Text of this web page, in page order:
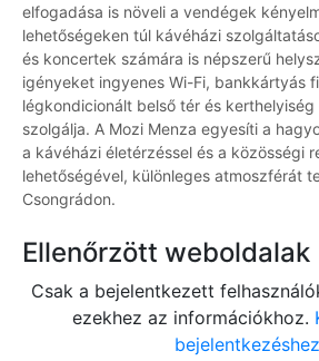
elfogadása is növeli a vendégek
lehetőségeken túl kávéházi
és koncertek számára is népszerű
igényeket ingyenes Wi-Fi, bankkártyás
légkondicionált belső tér és
szolgálja. A Mozi Menza egyesíti a
a kávéházi életérzéssel és a közösségi
lehetőségével, különleges atmoszférát
Csongrádon.
Ellenőrzött weboldalak
Csak a bejelentkezett
ezekhez az információkhoz.